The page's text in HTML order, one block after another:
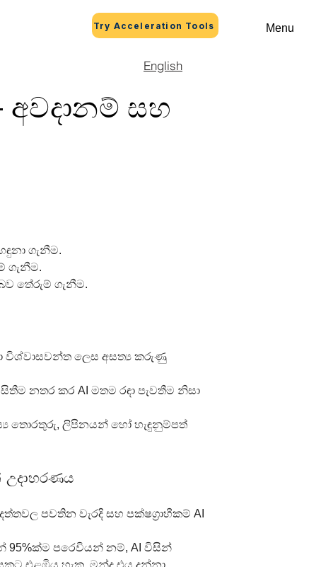
Try Acceleration Tools Menu
English
සහ
ගැනීම.
ගැනීම.
තේරුම් ගැනීම.
විශ්වාසවන්ත ලෙස අසත්‍ය කරුණු
නතර කර AI මතම රඳා පැවතීම නිසා
තොරතුරු, ලිපිනයන් හෝ හැඳුනුම්පත්
උදාහරණය
පවතින වැරදි සහ පක්ෂග්‍රාහීකම් AI
පරෙවියන් නම්, AI විසින්
එළඹිය හැක. මන්ද එය දන්නා